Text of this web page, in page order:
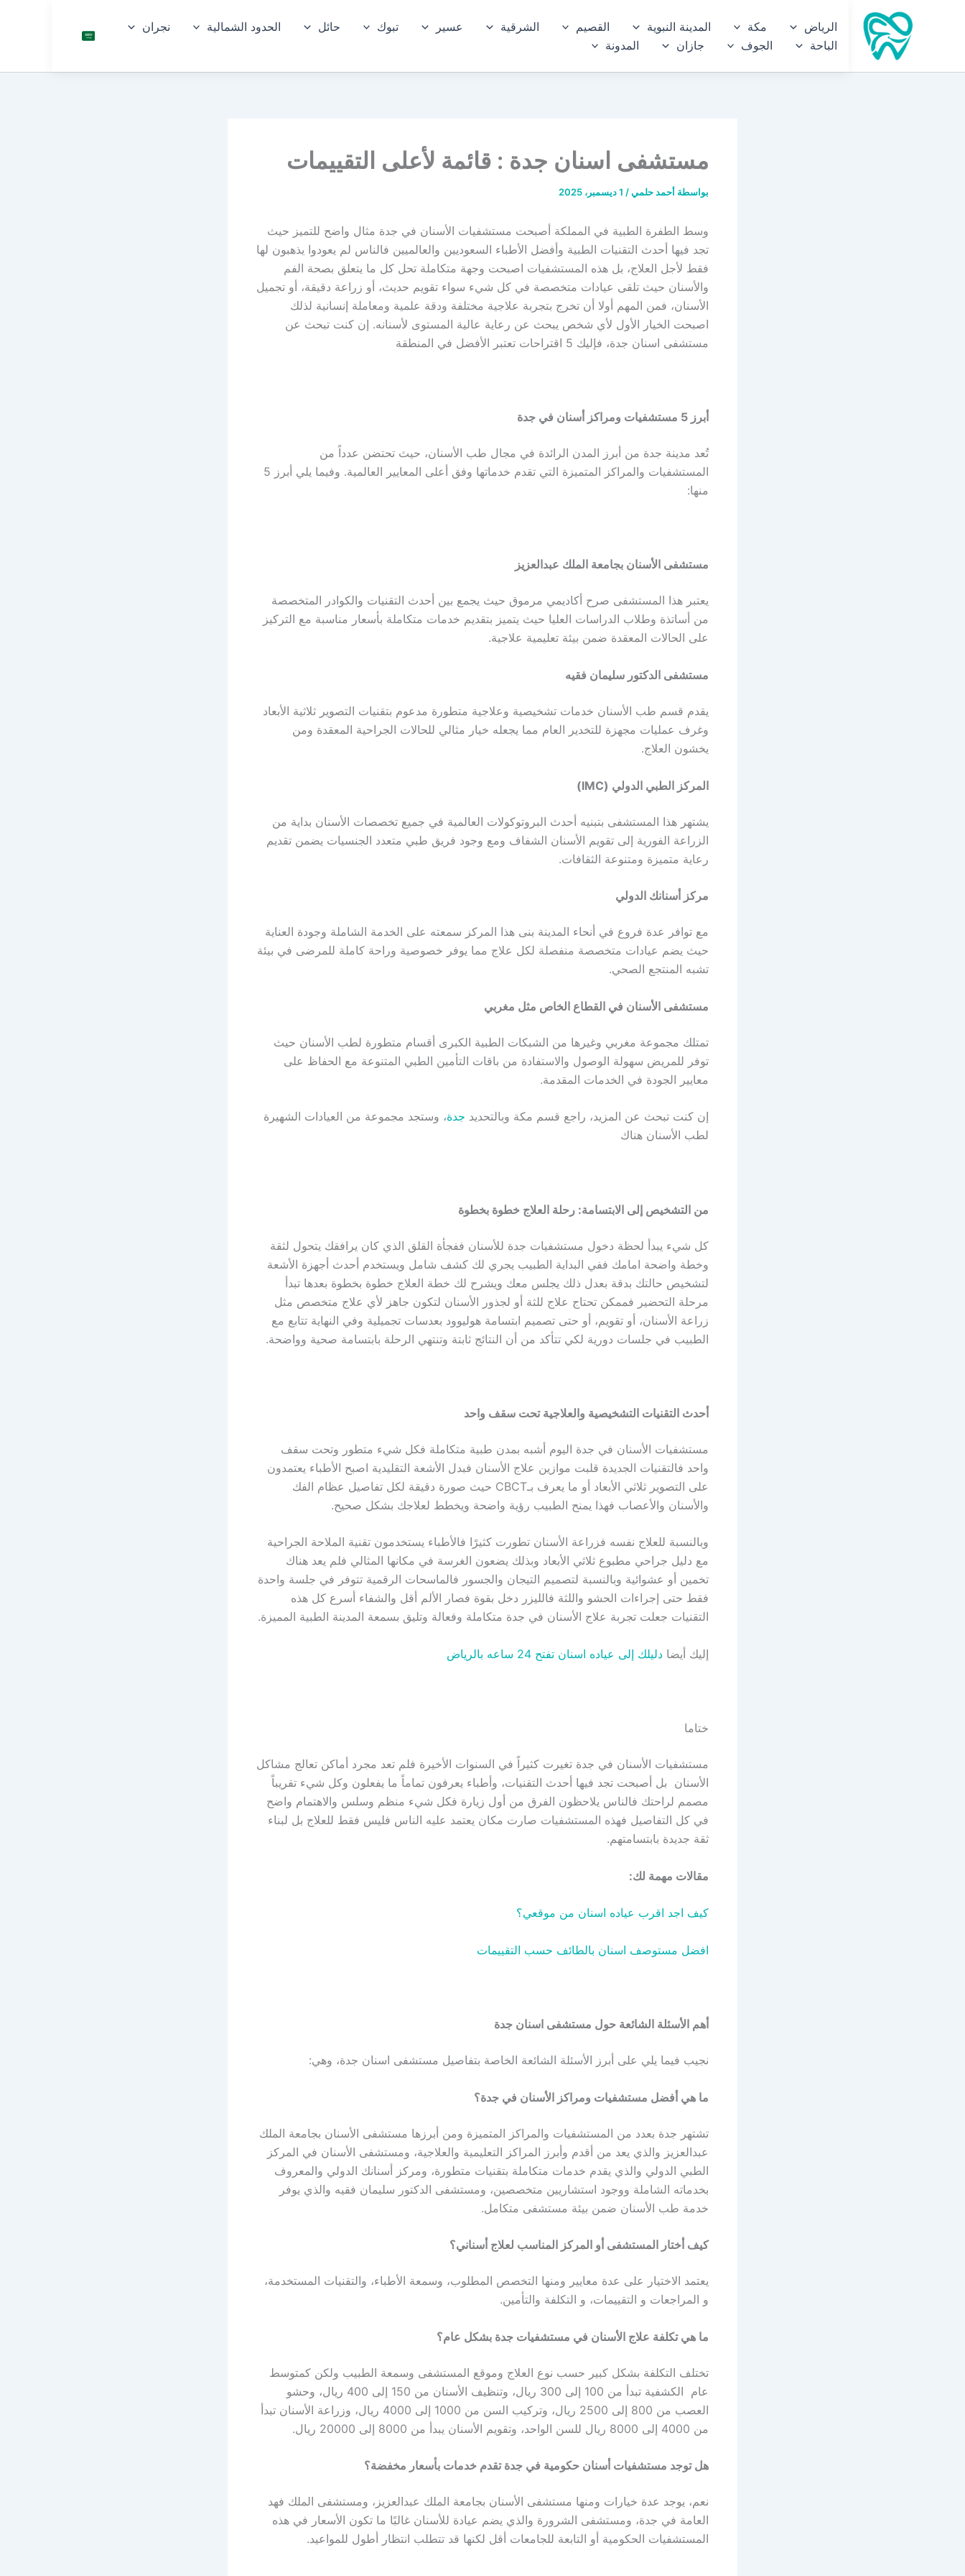
الرياض مكة المدينة النبوية القصيم الشرقية عسير تبوك حائل الحدود الشمالية
نجران
الباحة
الجوف جازان المدونة
مستشفى اسنان جدة : قائمة لأعلى التقييمات
بواسطة أحمد حلمي/ 1 ديسمبر، 2025
وسط الطفرة الطبية في المملكة أصبحت مستشفيات الأسنان في جدة مثال واضح للتميز حيث
تجد فيها أحدث التقنيات الطبية وأفضل الأطباء السعوديين والعالميين فالناس لم يعودوا يذهبون لها
فقط لأجل العلاج، بل هذه المستشفيات اصبحت وجهة متكاملة تحل كل ما يتعلق بصحة الفم
والأسنان حيث تلقى عيادات متخصصة في كل شيء سواء تقويم حديث، أو زراعة دقيقة، أو تجميل
الأسنان، فمن المهم أولا أن تخرج بتجربة علاجية مختلفة ودقة علمية ومعاملة إنسانية لذلك
اصبحت الخيار الأول لأي شخص يبحث عن رعاية عالية المستوى لأسنانه. إن كنت تبحث عن
مستشفى اسنان جدة، فإليك 5 اقتراحات تعتبر الأفضل في المنطقة
أبرز 5 مستشفيات ومراكز أسنان في جدة
تُعد مدينة جدة من أبرز المدن الرائدة في مجال طب الأسنان، حيث تحتضن عدداً من
المستشفيات والمراكز المتميزة التي تقدم خدماتها وفق أعلى المعايير العالمية. وفيما يلي أبرز 5
منها:
مستشفى الأسنان بجامعة الملك عبدالعزيز
يعتبر هذا المستشفى صرح أكاديمي مرموق حيث يجمع بين أحدث التقنيات والكوادر المتخصصة
من أساتذة وطلاب الدراسات العليا حيث يتميز بتقديم خدمات متكاملة بأسعار مناسبة مع التركيز
على الحالات المعقدة ضمن بيئة تعليمية علاجية.
مستشفى الدكتور سليمان فقيه
يقدم قسم طب الأسنان خدمات تشخيصية وعلاجية متطورة مدعوم بتقنيات التصوير ثلاثية الأبعاد
وغرف عمليات مجهزة للتخدير العام مما يجعله خيار مثالي للحالات الجراحية المعقدة ومن
يخشون العلاج.
المركز الطبي الدولي (IMC)
يشتهر هذا المستشفى بتبنيه أحدث البروتوكولات العالمية في جميع تخصصات الأسنان بداية من
الزراعة الفورية إلى تقويم الأسنان الشفاف ومع وجود فريق طبي متعدد الجنسيات يضمن تقديم
رعاية متميزة ومتنوعة الثقافات.
مركز أسنانك الدولي
مع توافر عدة فروع في أنحاء المدينة بنى هذا المركز سمعته على الخدمة الشاملة وجودة العناية
حيث يضم عيادات متخصصة منفصلة لكل علاج مما يوفر خصوصية وراحة كاملة للمرضى في بيئة
تشبه المنتجع الصحي.
مستشفى الأسنان في القطاع الخاص مثل مغربي
تمتلك مجموعة مغربي وغيرها من الشبكات الطبية الكبرى أقسام متطورة لطب الأسنان حيث
توفر للمريض سهولة الوصول والاستفادة من باقات التأمين الطبي المتنوعة مع الحفاظ على
معايير الجودة في الخدمات المقدمة.
إن كنت تبحث عن المزيد، راجع قسم مكة وبالتحديد جدة، وستجد مجموعة من العيادات الشهيرة
لطب الأسنان هناك
من التشخيص إلى الابتسامة: رحلة العلاج خطوة بخطوة
كل شيء يبدأ لحظة دخول مستشفيات جدة للأسنان ففجأة القلق الذي كان يرافقك يتحول لثقة
وخطة واضحة امامك ففي البداية الطبيب يجري لك كشف شامل ويستخدم أحدث أجهزة الأشعة
لتشخيص حالتك بدقة بعدل ذلك يجلس معك ويشرح لك خطة العلاج خطوة بخطوة بعدها تبدأ
مرحلة التحضير فممكن تحتاج علاج للثة أو لجذور الأسنان لتكون جاهز لأي علاج متخصص مثل
زراعة الأسنان، أو تقويم، أو حتى تصميم ابتسامة هوليوود بعدسات تجميلية وفي النهاية تتابع مع
الطبيب في جلسات دورية لكي تتأكد من أن النتائج ثابتة وتنتهي الرحلة بابتسامة صحية وواضحة.
أحدث التقنيات التشخيصية والعلاجية تحت سقف واحد
مستشفيات الأسنان في جدة اليوم أشبه بمدن طبية متكاملة فكل شيء متطور وتحت سقف
واحد فالتقنيات الجديدة قلبت موازين علاج الأسنان فبدل الأشعة التقليدية اصبح الأطباء يعتمدون
على التصوير ثلاثي الأبعاد أو ما يعرف بـCBCT حيث صورة دقيقة لكل تفاصيل عظام الفك
والأسنان والأعصاب فهذا يمنح الطبيب رؤية واضحة ويخطط لعلاجك بشكل صحيح.
وبالنسبة للعلاج نفسه فزراعة الأسنان تطورت كثيرًا فالأطباء يستخدمون تقنية الملاحة الجراحية
مع دليل جراحي مطبوع ثلاثي الأبعاد وبذلك يضعون الغرسة في مكانها المثالي فلم يعد هناك
تخمين أو عشوائية وبالنسبة لتصميم التيجان والجسور فالماسحات الرقمية تتوفر في جلسة واحدة
فقط حتى إجراءات الحشو واللثة فالليزر دخل بقوة فصار الألم أقل والشفاء أسرع كل هذه
التقنيات جعلت تجربة علاج الأسنان في جدة متكاملة وفعالة وتليق بسمعة المدينة الطبية المميزة.
إليك أيضا دليلك إلى عياده اسنان تفتح 24 ساعه بالرياض
ختاما
مستشفيات الأسنان في جدة تغيرت كثيراً في السنوات الأخيرة فلم تعد مجرد أماكن تعالج مشاكل
الأسنان بل أصبحت تجد فيها أحدث التقنيات، وأطباء يعرفون تماماً ما يفعلون وكل شيء تقريباً
مصمم لراحتك فالناس يلاحظون الفرق من أول زيارة فكل شيء منظم وسلس والاهتمام واضح
في كل التفاصيل فهذه المستشفيات صارت مكان يعتمد عليه الناس فليس فقط للعلاج بل لبناء
ثقة جديدة بابتسامتهم.
مقالات مهمة لك:
كيف اجد اقرب عياده اسنان من موقعي؟
افضل مستوصف اسنان بالطائف حسب التقييمات
أهم الأسئلة الشائعة حول مستشفى اسنان جدة
نجيب فيما يلي على أبرز الأسئلة الشائعة الخاصة بتفاصيل مستشفى اسنان جدة، وهي:
ما هي أفضل مستشفيات ومراكز الأسنان في جدة؟
تشتهر جدة بعدد من المستشفيات والمراكز المتميزة ومن أبرزها مستشفى الأسنان بجامعة الملك
عبدالعزيز والذي يعد من أقدم وأبرز المراكز التعليمية والعلاجية، ومستشفى الأسنان في المركز
الطبي الدولي والذي يقدم خدمات متكاملة بتقنيات متطورة، ومركز أسنانك الدولي والمعروف
بخدماته الشاملة ووجود استشاريين متخصصين، ومستشفى الدكتور سليمان فقيه والذي يوفر
خدمة طب الأسنان ضمن بيئة مستشفى متكامل.
كيف أختار المستشفى أو المركز المناسب لعلاج أسناني؟
يعتمد الاختيار على عدة معايير ومنها التخصص المطلوب، وسمعة الأطباء، والتقنيات المستخدمة،
و المراجعات و التقييمات، و التكلفة والتأمين.
ما هي تكلفة علاج الأسنان في مستشفيات جدة بشكل عام؟
تختلف التكلفة بشكل كبير حسب نوع العلاج وموقع المستشفى وسمعة الطبيب ولكن كمتوسط
عام الكشفية تبدأ من 100 إلى 300 ريال، وتنظيف الأسنان من 150 إلى 400 ريال، وحشو
العصب من 800 إلى 2500 ريال، وتركيب السن من 1000 إلى 4000 ريال، وزراعة الأسنان تبدأ
من 4000 إلى 8000 ريال للسن الواحد، وتقويم الأسنان يبدأ من 8000 إلى 20000 ريال.
هل توجد مستشفيات أسنان حكومية في جدة تقدم خدمات بأسعار مخفضة؟
نعم، يوجد عدة خيارات ومنها مستشفى الأسنان بجامعة الملك عبدالعزيز، ومستشفى الملك فهد
العامة في جدة، ومستشفى الشرورة والذي يضم عيادة للأسنان غالبًا ما تكون الأسعار في هذه
المستشفيات الحكومية أو التابعة للجامعات أقل لكنها قد تتطلب انتظار أطول للمواعيد.